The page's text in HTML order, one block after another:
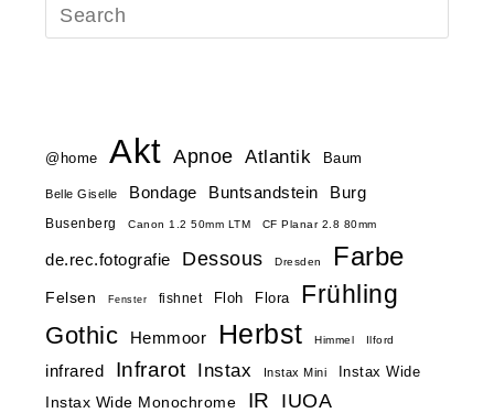
@home Akt Apnoe Atlantik Baum
Belle Giselle Bondage Buntsandstein Burg
Busenberg Canon 1.2 50mm LTM CF Planar 2.8 80mm
de.rec.fotografie Dessous Dresden Farbe
Felsen Fenster fishnet Floh Flora Frühling
Gothic Hemmoor Herbst Himmel Ilford
infrared Infrarot Instax Instax Mini
Instax Wide
Instax Wide Monochrome
IR
IUOA